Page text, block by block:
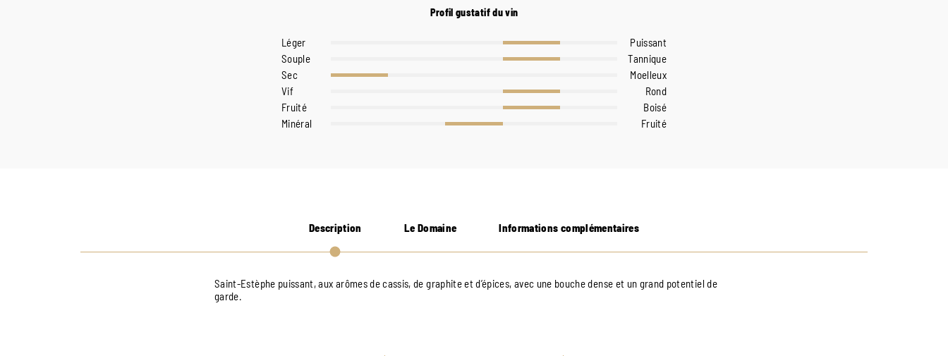
Profil gustatif du vin
Léger
Puissant
Souple
Tannique
Sec
Moelleux
Vif
Rond
Fruité
Boisé
Minéral
Fruité
Description Le Domaine Informations complémentaires
Saint-Estèphe puissant, aux arômes de cassis, de graphite et d’épices, avec une bouche dense et un grand potentiel de
garde.